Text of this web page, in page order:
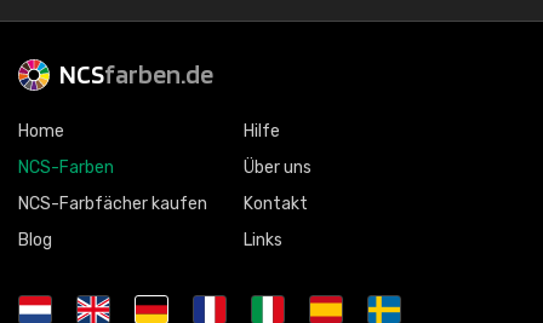
NCSfarben.de
Home
NCS-Farben
NCS-Farbfächer kaufen
Blog
Hilfe
Über uns
Kontakt
Links